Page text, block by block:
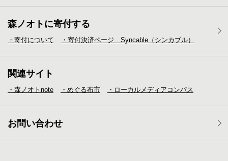
森ノオトに寄付する
・寄付について ・寄付決済ページ Syncable（シンカブル）
関連サイト
・森ノオトnote ・めぐる布市 ・ローカルメディア コンパス
お問い合わせ